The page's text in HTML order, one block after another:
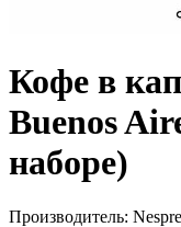
Кофе в
Buenos
наборе)
Производитель: